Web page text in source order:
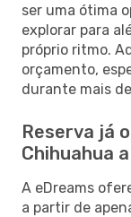
ser uma ótima
explorar para
próprio ritmo.
orçamento,
durante mais
Reserva já
Chihuahua
A eDreams
a partir de